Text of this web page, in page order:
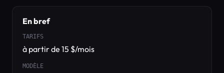
En bref
TARIFS
à partir de 15 $/mois
MODÈLE